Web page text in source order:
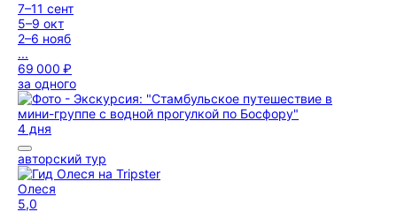
7–11 сент
5–9 окт
2–6 нояб
...
69 000 ₽
за одного
4 дня
авторский тур
Олеся
5,0